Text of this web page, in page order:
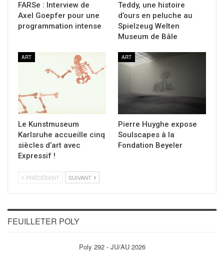
FARSe : Interview de
Axel Goepfer pour une
programmation intense
Teddy, une histoire
d’ours en peluche au
Spielzeug Welten
Museum de Bâle
ART
Le Kunstmuseum
Karlsruhe accueille cinq
siècles d’art avec
Expressif !
ART
Pierre Huyghe expose
Soulscapes à la
Fondation Beyeler
PRÉCÉDENT SUIVANT
FEUILLETER POLY
Poly 292 - JU/AU 2026